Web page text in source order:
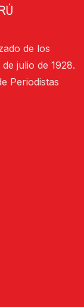
de los
julio de 1928.
Periodistas